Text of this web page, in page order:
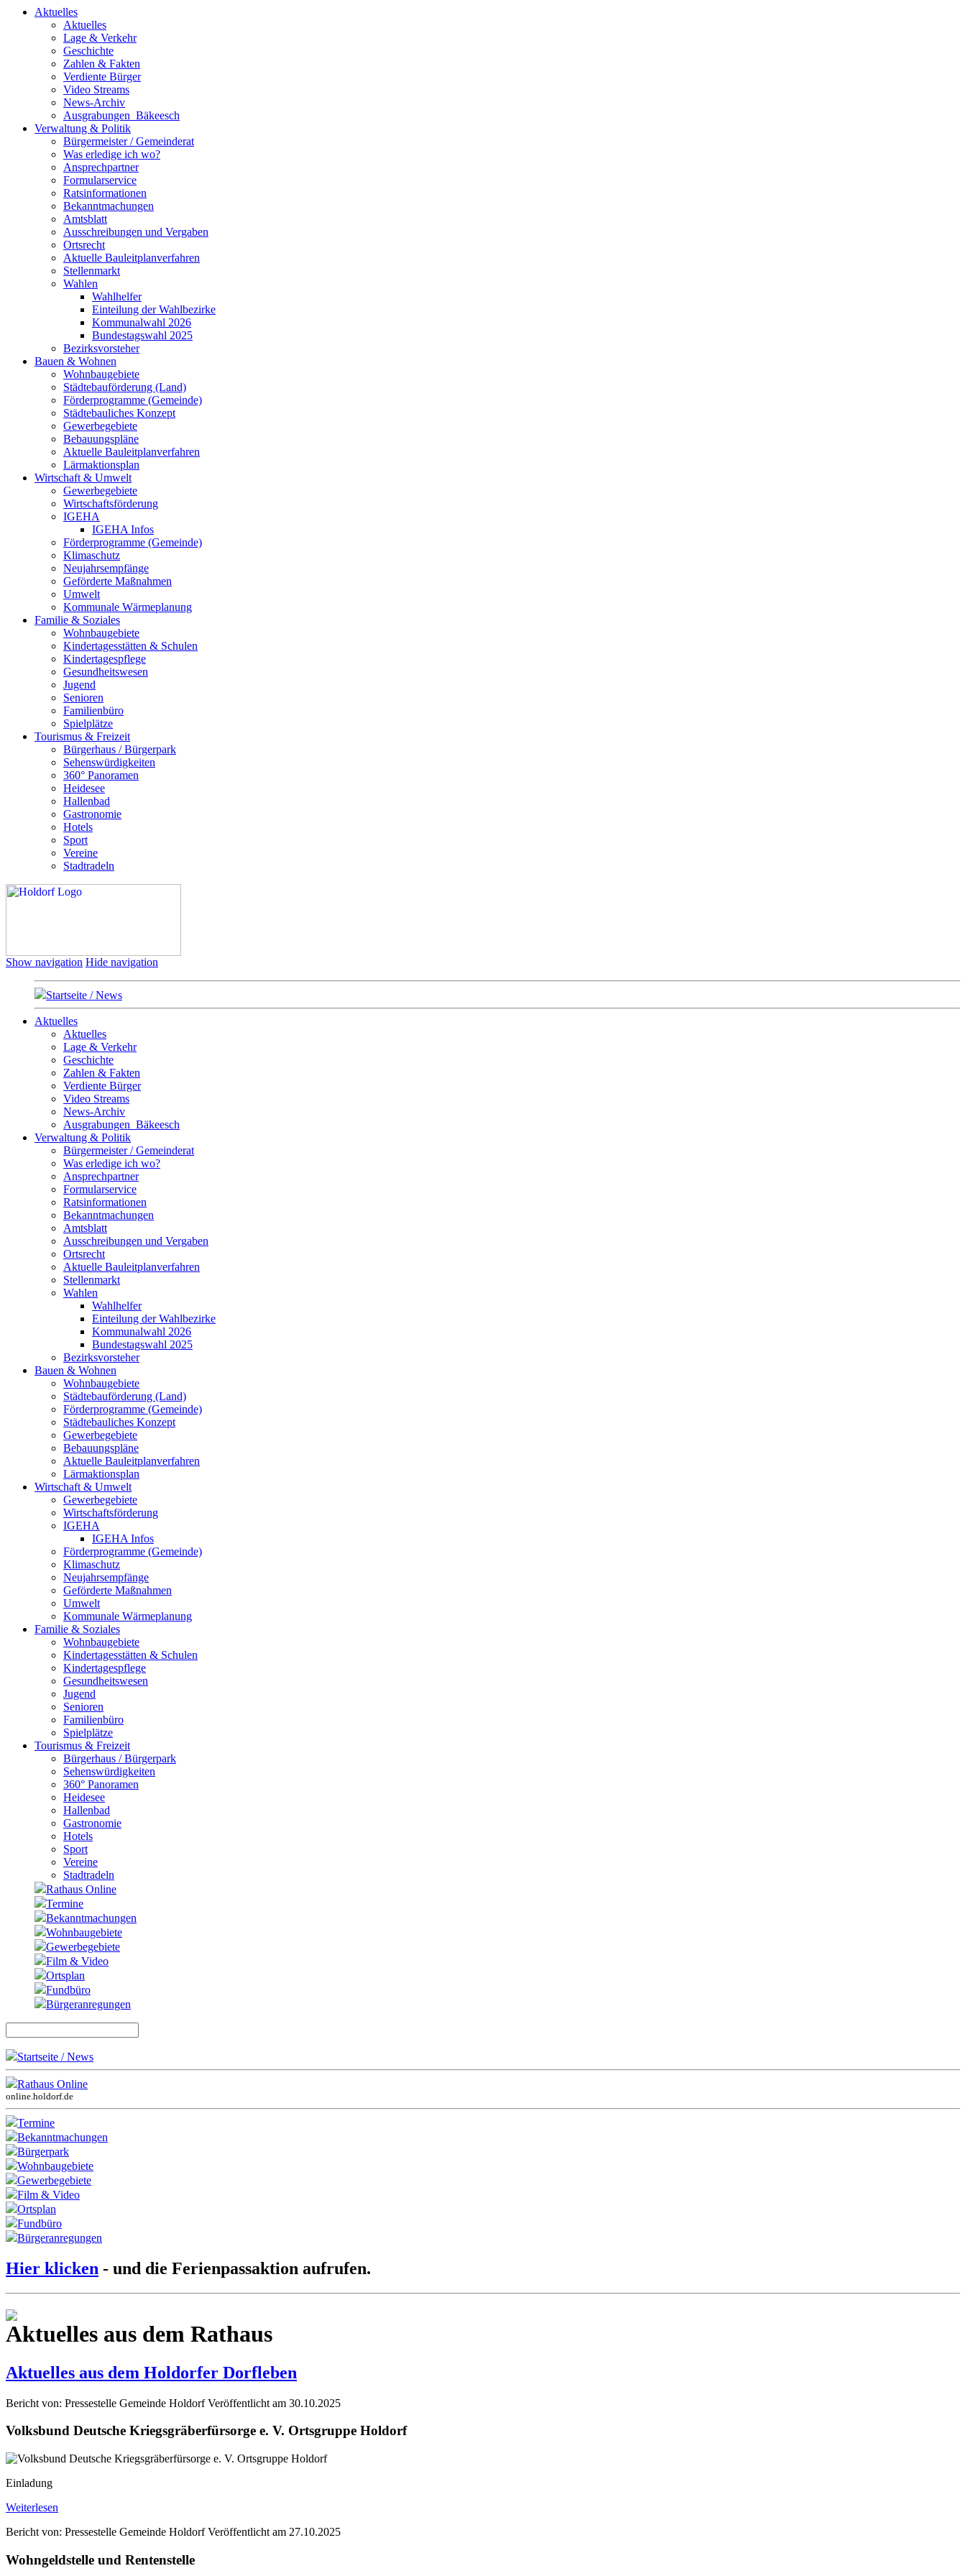
Aktuelles
Aktuelles
Lage & Verkehr
Geschichte
Zahlen & Fakten
Verdiente Bürger
Video Streams
News-Archiv
Ausgrabungen_Bäkeesch
Verwaltung & Politik
Bürgermeister / Gemeinderat
Was erledige ich wo?
Ansprechpartner
Formularservice
Ratsinformationen
Bekanntmachungen
Amtsblatt
Ausschreibungen und Vergaben
Ortsrecht
Aktuelle Bauleitplanverfahren
Stellenmarkt
Wahlen
Wahlhelfer
Einteilung der Wahlbezirke
Kommunalwahl 2026
Bundestagswahl 2025
Bezirksvorsteher
Bauen & Wohnen
Wohnbaugebiete
Städtebauförderung (Land)
Förderprogramme (Gemeinde)
Städtebauliches Konzept
Gewerbegebiete
Bebauungspläne
Aktuelle Bauleitplanverfahren
Lärmaktionsplan
Wirtschaft & Umwelt
Gewerbegebiete
Wirtschaftsförderung
IGEHA
IGEHA Infos
Förderprogramme (Gemeinde)
Klimaschutz
Neujahrsempfänge
Geförderte Maßnahmen
Umwelt
Kommunale Wärmeplanung
Familie & Soziales
Wohnbaugebiete
Kindertagesstätten & Schulen
Kindertagespflege
Gesundheitswesen
Jugend
Senioren
Familienbüro
Spielplätze
Tourismus & Freizeit
Bürgerhaus / Bürgerpark
Sehenswürdigkeiten
360° Panoramen
Heidesee
Hallenbad
Gastronomie
Hotels
Sport
Vereine
Stadtradeln
Show navigation Hide navigation
Startseite / News
Aktuelles
Aktuelles
Lage & Verkehr
Geschichte
Zahlen & Fakten
Verdiente Bürger
Video Streams
News-Archiv
Ausgrabungen_Bäkeesch
Verwaltung & Politik
Bürgermeister / Gemeinderat
Was erledige ich wo?
Ansprechpartner
Formularservice
Ratsinformationen
Bekanntmachungen
Amtsblatt
Ausschreibungen und Vergaben
Ortsrecht
Aktuelle Bauleitplanverfahren
Stellenmarkt
Wahlen
Wahlhelfer
Einteilung der Wahlbezirke
Kommunalwahl 2026
Bundestagswahl 2025
Bezirksvorsteher
Bauen & Wohnen
Wohnbaugebiete
Städtebauförderung (Land)
Förderprogramme (Gemeinde)
Städtebauliches Konzept
Gewerbegebiete
Bebauungspläne
Aktuelle Bauleitplanverfahren
Lärmaktionsplan
Wirtschaft & Umwelt
Gewerbegebiete
Wirtschaftsförderung
IGEHA
IGEHA Infos
Förderprogramme (Gemeinde)
Klimaschutz
Neujahrsempfänge
Geförderte Maßnahmen
Umwelt
Kommunale Wärmeplanung
Familie & Soziales
Wohnbaugebiete
Kindertagesstätten & Schulen
Kindertagespflege
Gesundheitswesen
Jugend
Senioren
Familienbüro
Spielplätze
Tourismus & Freizeit
Bürgerhaus / Bürgerpark
Sehenswürdigkeiten
360° Panoramen
Heidesee
Hallenbad
Gastronomie
Hotels
Sport
Vereine
Stadtradeln
Rathaus Online
Termine
Bekanntmachungen
Wohnbaugebiete
Gewerbegebiete
Film & Video
Ortsplan
Fundbüro
Bürgeranregungen
Startseite / News
Rathaus Online
online.holdorf.de
Termine
Bekanntmachungen
Bürgerpark
Wohnbaugebiete
Gewerbegebiete
Film & Video
Ortsplan
Fundbüro
Bürgeranregungen
Hier klicken - und die Ferienpassaktion aufrufen.
Aktuelles aus dem Rathaus
Aktuelles aus dem Holdorfer Dorfleben
Bericht von: Pressestelle Gemeinde Holdorf Veröffentlicht am 30.10.2025
Volksbund Deutsche Kriegsgräberfürsorge e. V. Ortsgruppe Holdorf
Einladung
Weiterlesen
Bericht von: Pressestelle Gemeinde Holdorf Veröffentlicht am 27.10.2025
Wohngeldstelle und Rentenstelle